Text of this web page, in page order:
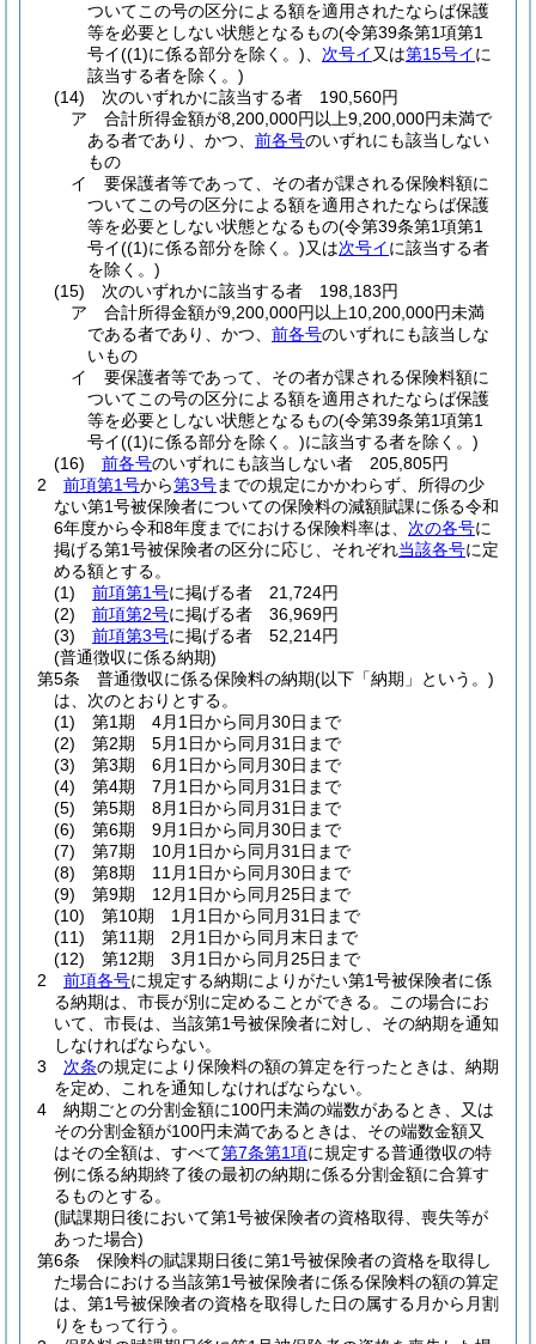
ついてこの号の区分による額を適用されたならば保護
等を必要としない状態となるもの(令第39条第1項第1
号イ((1)に係る部分を除く。) 次号イ 又は第15号イに
該当する者を除く。)
(14)
次のいずれかに該当する者 190,560円
ア
合計所得金額が8,200,000円以上9,200,000円未満で
ある者であり、かつ、 前各号のいずれにも該当しない
もの
イ
要保護者等であって、その者が課される保険料額に
ついてこの号の区分による額を適用されたならば保護
等を必要としない状態となるもの(令第39条第1項第1
号イ((1)に係る部分を除く。)又は次号イに該当する者
を除く。)
(15)
次のいずれかに該当する者 198,183円
ア
合計所得金額が9,200,000円以上10,200,000円未満
である者であり、かつ、 前各号のいずれにも該当しな
いもの
イ
要保護者等であって、その者が課される保険料額に
ついてこの号の区分による額を適用されたならば保護
等を必要としない状態となるもの(令第39条第1項第1
号イ((1)に係る部分を除く。)に該当する者を除く。)
(16)
前各号のいずれにも該当しない者 205,805円
2
前項第1号から第3号までの規定にかかわらず、所得の少
ない第1号被保険者についての保険料の減額賦課に係る令和
6年度から令和8年度までにおける保険料率は、 次の各号に
掲げる第1号被保険者の区分に応じ、それぞれ当該各号に定
める額とする。
(1)
前項第1号に掲げる者 21,724円
(2)
前項第2号に掲げる者 36,969円
(3)
前項第3号に掲げる者 52,214円
(普通徴収に係る納期)
第5条
普通徴収に係る保険料の納期(以下「納期」という。)
は、次のとおりとする。
(1)
第1期 4月1日から同月30日まで
(2)
第2期 5月1日から同月31日まで
(3)
第3期 6月1日から同月30日まで
(4)
第4期 7月1日から同月31日まで
(5)
第5期 8月1日から同月31日まで
(6)
第6期 9月1日から同月30日まで
(7)
第7期 10月1日から同月31日まで
(8)
第8期 11月1日から同月30日まで
(9)
第9期 12月1日から同月25日まで
(10)
第10期 1月1日から同月31日まで
(11)
第11期 2月1日から同月末日まで
(12)
第12期 3月1日から同月25日まで
2
前項各号に規定する納期によりがたい第1号被保険者に係
る納期は、市長が別に定めることができる。
この場合にお
いて、市長は、当該第1号被保険者に対し、その納期を通知
しなければならない。
3
次条の規定により保険料の額の算定を行ったときは、納期
を定め、これを通知しなければならない。
4
納期ごとの分割金額に100円未満の端数があるとき、又は
その分割金額が100円未満であるときは、その端数金額又
はその全額は、すべて第7条第1項に規定する普通徴収の特
例に係る納期終了後の最初の納期に係る分割金額に合算す
るものとする。
(賦課期日後において第1号被保険者の資格取得、喪失等が
あった場合)
第6条
保険料の賦課期日後に第1号被保険者の資格を取得し
た場合における当該第1号被保険者に係る保険料の額の算定
は、第1号被保険者の資格を取得した日の属する月から月割
りをもって行う。